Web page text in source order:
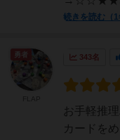
続きを読む（1
343名
お手軽推
カードを
勇者